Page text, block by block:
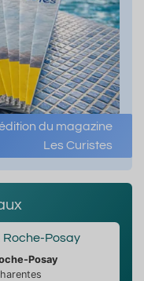
du magazine
Les Curistes
Roche-Posay
Posay